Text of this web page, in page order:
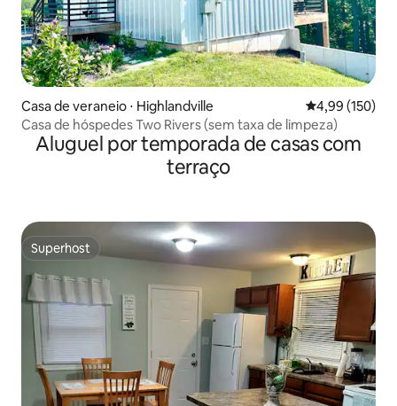
Casa de veraneio ⋅ Highlandville 4,99 de uma
4,99 (150)
Casa de hóspedes Two Rivers (sem taxa de limpeza)
Aluguel por temporada de casas com
terraço
Superhost
Superhost